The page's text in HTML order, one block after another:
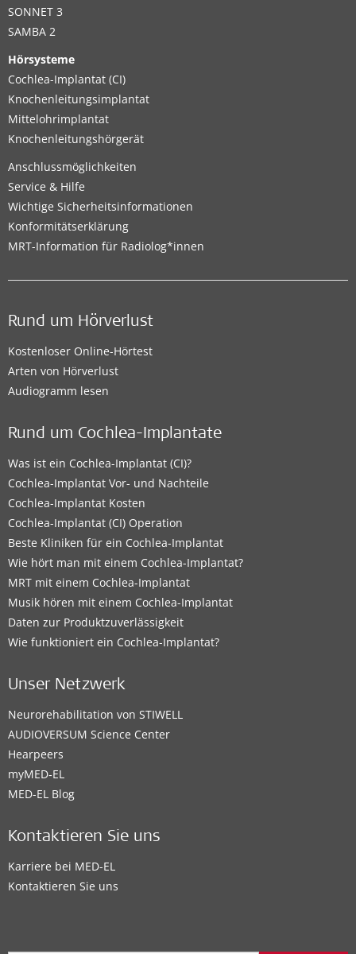
SONNET 3
SAMBA 2
Hörsysteme
Cochlea-Implantat (CI)
Knochenleitungsimplantat
Mittelohrimplantat
Knochenleitungshörgerät
Anschlussmöglichkeiten
Service & Hilfe
Wichtige Sicherheitsinformationen
Konformitätserklärung
MRT-Information für Radiolog*innen
Rund um Hörverlust
Kostenloser Online-Hörtest
Arten von Hörverlust
Audiogramm lesen
Rund um Cochlea-Implantate
Was ist ein Cochlea-Implantat (CI)?
Cochlea-Implantat Vor- und Nachteile
Cochlea-Implantat Kosten
Cochlea-Implantat (CI) Operation
Beste Kliniken für ein Cochlea-Implantat
Wie hört man mit einem Cochlea-Implantat?
MRT mit einem Cochlea-Implantat
Musik hören mit einem Cochlea-Implantat
Daten zur Produktzuverlässigkeit
Wie funktioniert ein Cochlea-Implantat?
Unser Netzwerk
Neurorehabilitation von STIWELL
AUDIOVERSUM Science Center
Hearpeers
myMED‑EL
MED-EL Blog
Kontaktieren Sie uns
Karriere bei MED-EL
Kontaktieren Sie uns